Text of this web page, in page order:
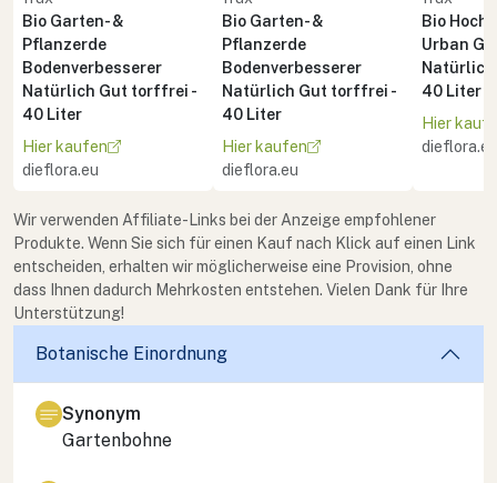
Bio Garten- &
Pflanzerde
Bodenverbesserer
Natürlich Gut torffrei -
40 Liter
Hier kaufen
dieflora.eu
Bio Garten- &
Pflanzerde
Bodenverbesserer
Natürlich Gut torffrei -
40 Liter
Hier kaufen
dieflora.eu
Bio
Urban
40 Liter
Hier
dieflora.eu
Wir verwenden Affiliate-Links bei der Anzeige empfohlener
Produkte. Wenn Sie sich für einen Kauf nach Klick auf einen Link
entscheiden, erhalten wir möglicherweise eine Provision, ohne
dass Ihnen dadurch Mehrkosten entstehen. Vielen Dank für Ihre
Unterstützung!
Botanische Einordnung
Synonym
Gartenbohne